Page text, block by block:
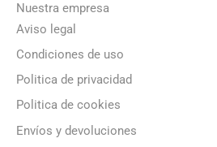
Nuestra empresa
Aviso legal
Condiciones de uso
Politica de privacidad
Politica de cookies
Envíos y devoluciones